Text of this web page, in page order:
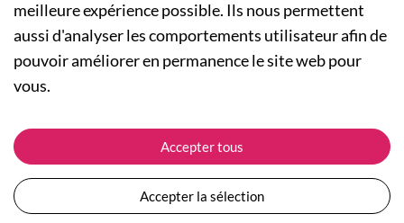
A PROPOS
Qui sommes-nous ?
Actualités
Nos engagements
Plan du site
Devenir revendeur
NOS RUBRIQUES
Collection Femme
Collection Enfants
Les Totebags
ASSISTANCE
Suivre ma commande
Expédition et livraison
Retour et remboursement
meilleure expérience possible. Ils nous permettent
aussi d'analyser les comportements utilisateur afin de
pouvoir améliorer en permanence le site web pour
vous.
Accepter tous
Accepter la sélection